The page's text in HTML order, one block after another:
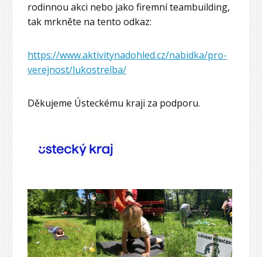
rodinnou akci nebo jako firemní teambuilding,
tak mrkněte na tento odkaz:
https://www.aktivitynadohled.cz/nabidka/pro-
verejnost/lukostrelba/
Děkujeme Ústeckému kraji za podporu.